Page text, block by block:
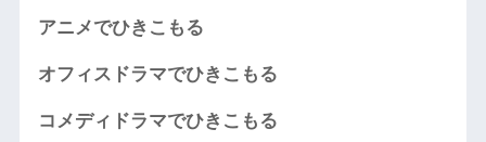
アニメでひきこもる
オフィスドラマでひきこもる
コメディドラマでひきこもる